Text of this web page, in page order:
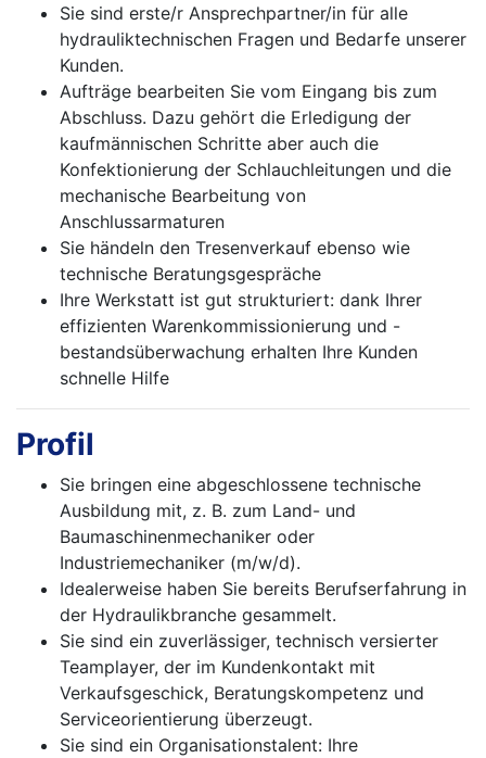
Sie sind erste/r Ansprechpartner/in für alle
hydrauliktechnischen Fragen und Bedarfe unserer
Kunden.
Aufträge bearbeiten Sie vom Eingang bis zum
Abschluss. Dazu gehört die Erledigung der
kaufmännischen Schritte aber auch die
Konfektionierung der Schlauchleitungen und die
mechanische Bearbeitung von
Anschlussarmaturen
Sie händeln den Tresenverkauf ebenso wie
technische Beratungsgespräche
Ihre Werkstatt ist gut strukturiert: dank Ihrer
effizienten Warenkommissionierung und -
bestandsüberwachung erhalten Ihre Kunden
schnelle Hilfe
Profil
Sie bringen eine abgeschlossene technische
Ausbildung mit, z. B. zum Land- und
Baumaschinenmechaniker oder
Industriemechaniker (m/w/d).
Idealerweise haben Sie bereits Berufserfahrung in
der Hydraulikbranche gesammelt.
Sie sind ein zuverlässiger, technisch versierter
Teamplayer, der im Kundenkontakt mit
Verkaufsgeschick, Beratungskompetenz und
Serviceorientierung überzeugt.
Sie sind ein Organisationstalent: Ihre